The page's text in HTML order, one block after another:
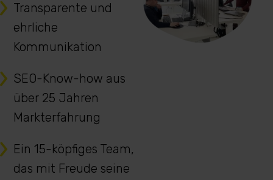
Transparente und
ehrliche
Kommunikation
SEO-Know-how aus
über 25 Jahren
Markterfahrung
Ein 15-köpfiges Team,
das mit Freude seine